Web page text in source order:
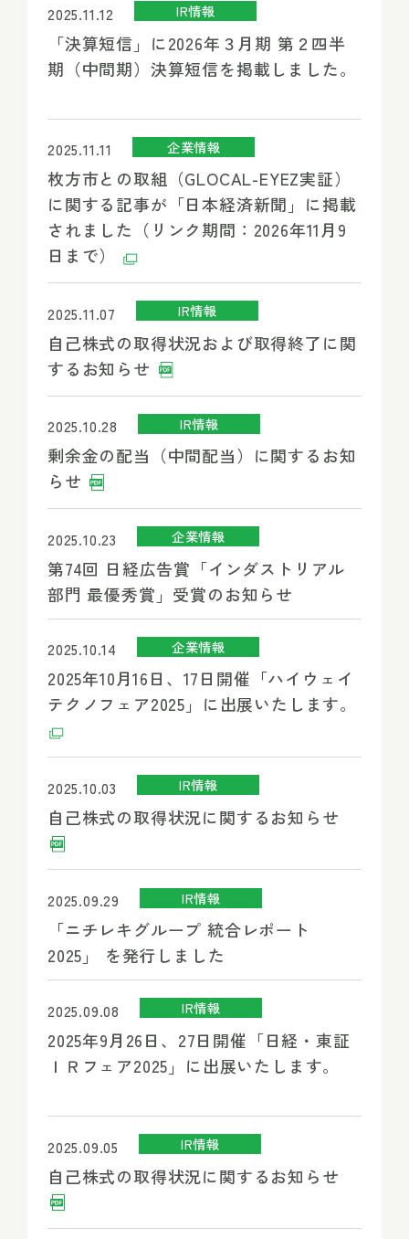
2025.11.12 IR情報
「決算短信」に2026年３月期 第２四半
期（中間期）決算短信を掲載しました。
2025.11.11 企業情報
枚方市との取組（GLOCAL-EYEZ実証）
に関する記事が「日本経済新聞」に掲載
されました（リンク期間：2026年11月9
日まで）
2025.11.07 IR情報
自己株式の取得状況および取得終了に関
するお知らせ
2025.10.28 IR情報
剰余金の配当（中間配当）に関するお知
らせ
2025.10.23 企業情報
第74回 日経広告賞「インダストリアル
部門 最優秀賞」受賞のお知らせ
2025.10.14 企業情報
2025年10月16日、17日開催「ハイウェイ
テクノフェア2025」に出展いたします。
2025.10.03 IR情報
自己株式の取得状況に関するお知らせ
2025.09.29 IR情報
「ニチレキグループ 統合レポート
2025」 を発行しました
2025.09.08 IR情報
2025年9月26日、27日開催「日経・東証
ＩＲフェア2025」に出展いたします。
2025.09.05 IR情報
自己株式の取得状況に関するお知らせ